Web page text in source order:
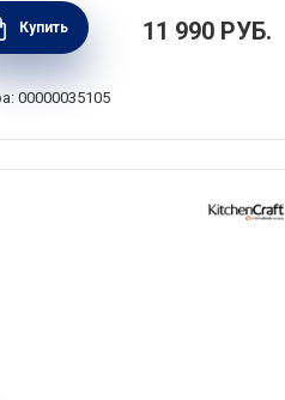
на 4 персоны, 12
белый с серебристым
MW601-RR0068
Купить 11 990 РУБ.
00000035105